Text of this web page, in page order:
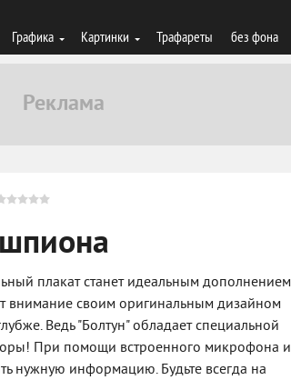
Графика Картинки Трафареты без фона
плакат станет идеальным дополнением
внимание своим оригинальным дизайном
Ведь "Болтун" обладает специальной
При помощи встроенного микрофона и
нужную информацию. Будьте всегда на